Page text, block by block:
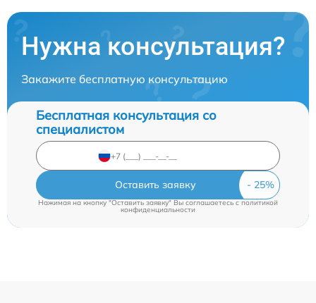
Нужна консультация?
Закажите бесплатную консультацию
Бесплатная консультация со
специалистом
Оставить заявку
Нажимая на кнопку "Оставить заявку" Вы соглашаетесь cполитикой
конфиденциальности